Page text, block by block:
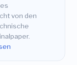
von den